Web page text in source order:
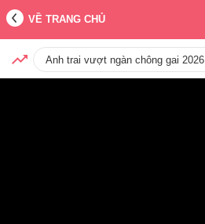
VỀ TRANG CHỦ
Anh trai vượt ngàn chông gai 2026